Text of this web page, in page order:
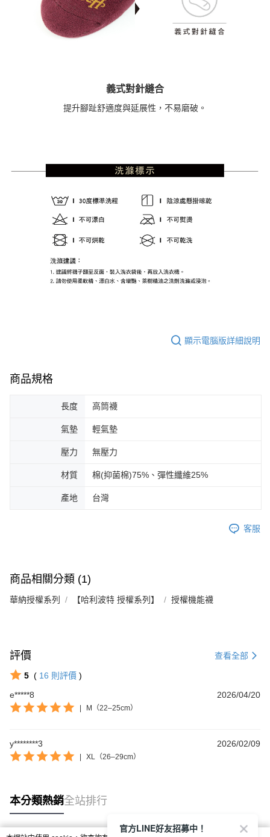
義式對針縫合
提升腳趾舒適度與延展性，不易磨破。
顯示電腦版詳細說明
商品規格
長度 高筒襪
氣墊 輕氣墊
壓力 無壓力
材質 棉(抑菌棉)75%、彈性纖維25%
產地 台灣
客服
商品相關分類 (1)
華納授權系列 【哈利波特 授權系列】 授權機能襪
評價 查看全部
5 ( 16 則評價 )
e*****8
2026/04/20
M（22–25cm）
y********3 2026/02/09
XL（26–29cm）
本分類熱銷全站排行
官方LINE好友招募中！